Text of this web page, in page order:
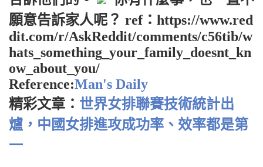
願意告訴家人呢？ ref：https://www.red
dit.com/r/AskReddit/comments/c56tib/w
hats_something_your_family_doesnt_kn
ow_about_you/
Reference:Man's Daily
精彩文章： 世界女排聯賽技術統計出
爐，中國女排進攻成功率、效率都是第
一